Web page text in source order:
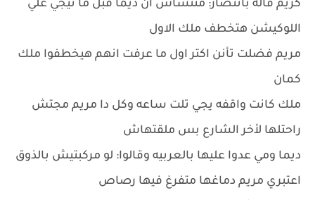
كريم قاله بانتصار: متنساش ان ديما قبل ما تيجي علي
اللوكيشن هتخطف ملك الاول
مريم فضلت تأنن اكتر اول ما عرفت انهم هيخطفوا ملك
كمان
ملك كانت واقفه يجي تلت ساعه وكل دا مريم مجتش
راحتلها لأخر الشارع بس ملقتهاش
ديما ومي عدوا عليها بالعربيه وقالوا: لو مركبتيش بالذوق
اعتبري مريم دماغها متفرغ فيها رصاص